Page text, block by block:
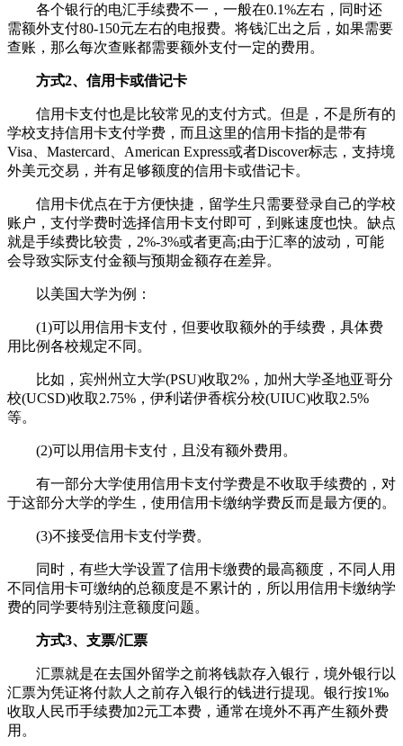
各个银行的电汇手续费不一，一般在0.1%左右，同时还
需额外支付80-150元左右的电报费。将钱汇出之后，如果需要
查账，那么每次查账都需要额外支付一定的费用。
方式2、信用卡或借记卡
信用卡支付也是比较常见的支付方式。但是，不是所有的
学校支持信用卡支付学费，而且这里的信用卡指的是带有
Visa、Mastercard、American Express或者Discover标志，支持境
外美元交易，并有足够额度的信用卡或借记卡。
信用卡优点在于方便快捷，留学生只需要登录自己的学校
账户，支付学费时选择信用卡支付即可，到账速度也快。缺点
就是手续费比较贵，2%-3%或者更高;由于汇率的波动，可能
会导致实际支付金额与预期金额存在差异。
以美国大学为例：
(1)可以用信用卡支付，但要收取额外的手续费，具体费
用比例各校规定不同。
比如，宾州州立大学(PSU)收取2%，加州大学圣地亚哥分
校(UCSD)收取2.75%，伊利诺伊香槟分校(UIUC)收取2.5%
等。
(2)可以用信用卡支付，且没有额外费用。
有一部分大学使用信用卡支付学费是不收取手续费的，对
于这部分大学的学生，使用信用卡缴纳学费反而是最方便的。
(3)不接受信用卡支付学费。
同时，有些大学设置了信用卡缴费的最高额度，不同人用
不同信用卡可缴纳的总额度是不累计的，所以用信用卡缴纳学
费的同学要特别注意额度问题。
方式3、支票/汇票
汇票就是在去国外留学之前将钱款存入银行，境外银行以
汇票为凭证将付款人之前存入银行的钱进行提现。银行按1‰
收取人民币手续费加2元工本费，通常在境外不再产生额外费
用。